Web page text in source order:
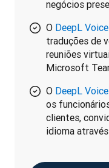
negócios
O DeepL
traduções de
reuniões
Microsoft
O DeepL
os
clientes,
idioma